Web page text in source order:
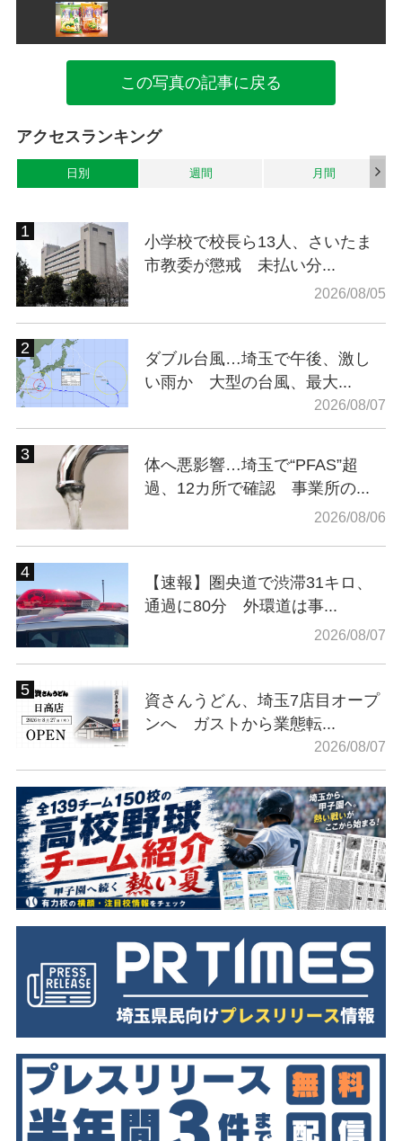
この写真の記事に戻る
アクセスランキング
日別 週間 月間
小学校で校長ら13人、さいたま
市教委が懲戒 未払い分...
2026/08/05
ダブル台風…埼玉で午後、激し
い雨か 大型の台風、最大...
2026/08/07
体へ悪影響…埼玉で“PFAS”超
過、12カ所で確認 事業所の...
2026/08/06
【速報】圏央道で渋滞31キロ、
通過に80分 外環道は事...
2026/08/07
資さんうどん、埼玉7店目オープ
ンへ ガストから業態転...
2026/08/07